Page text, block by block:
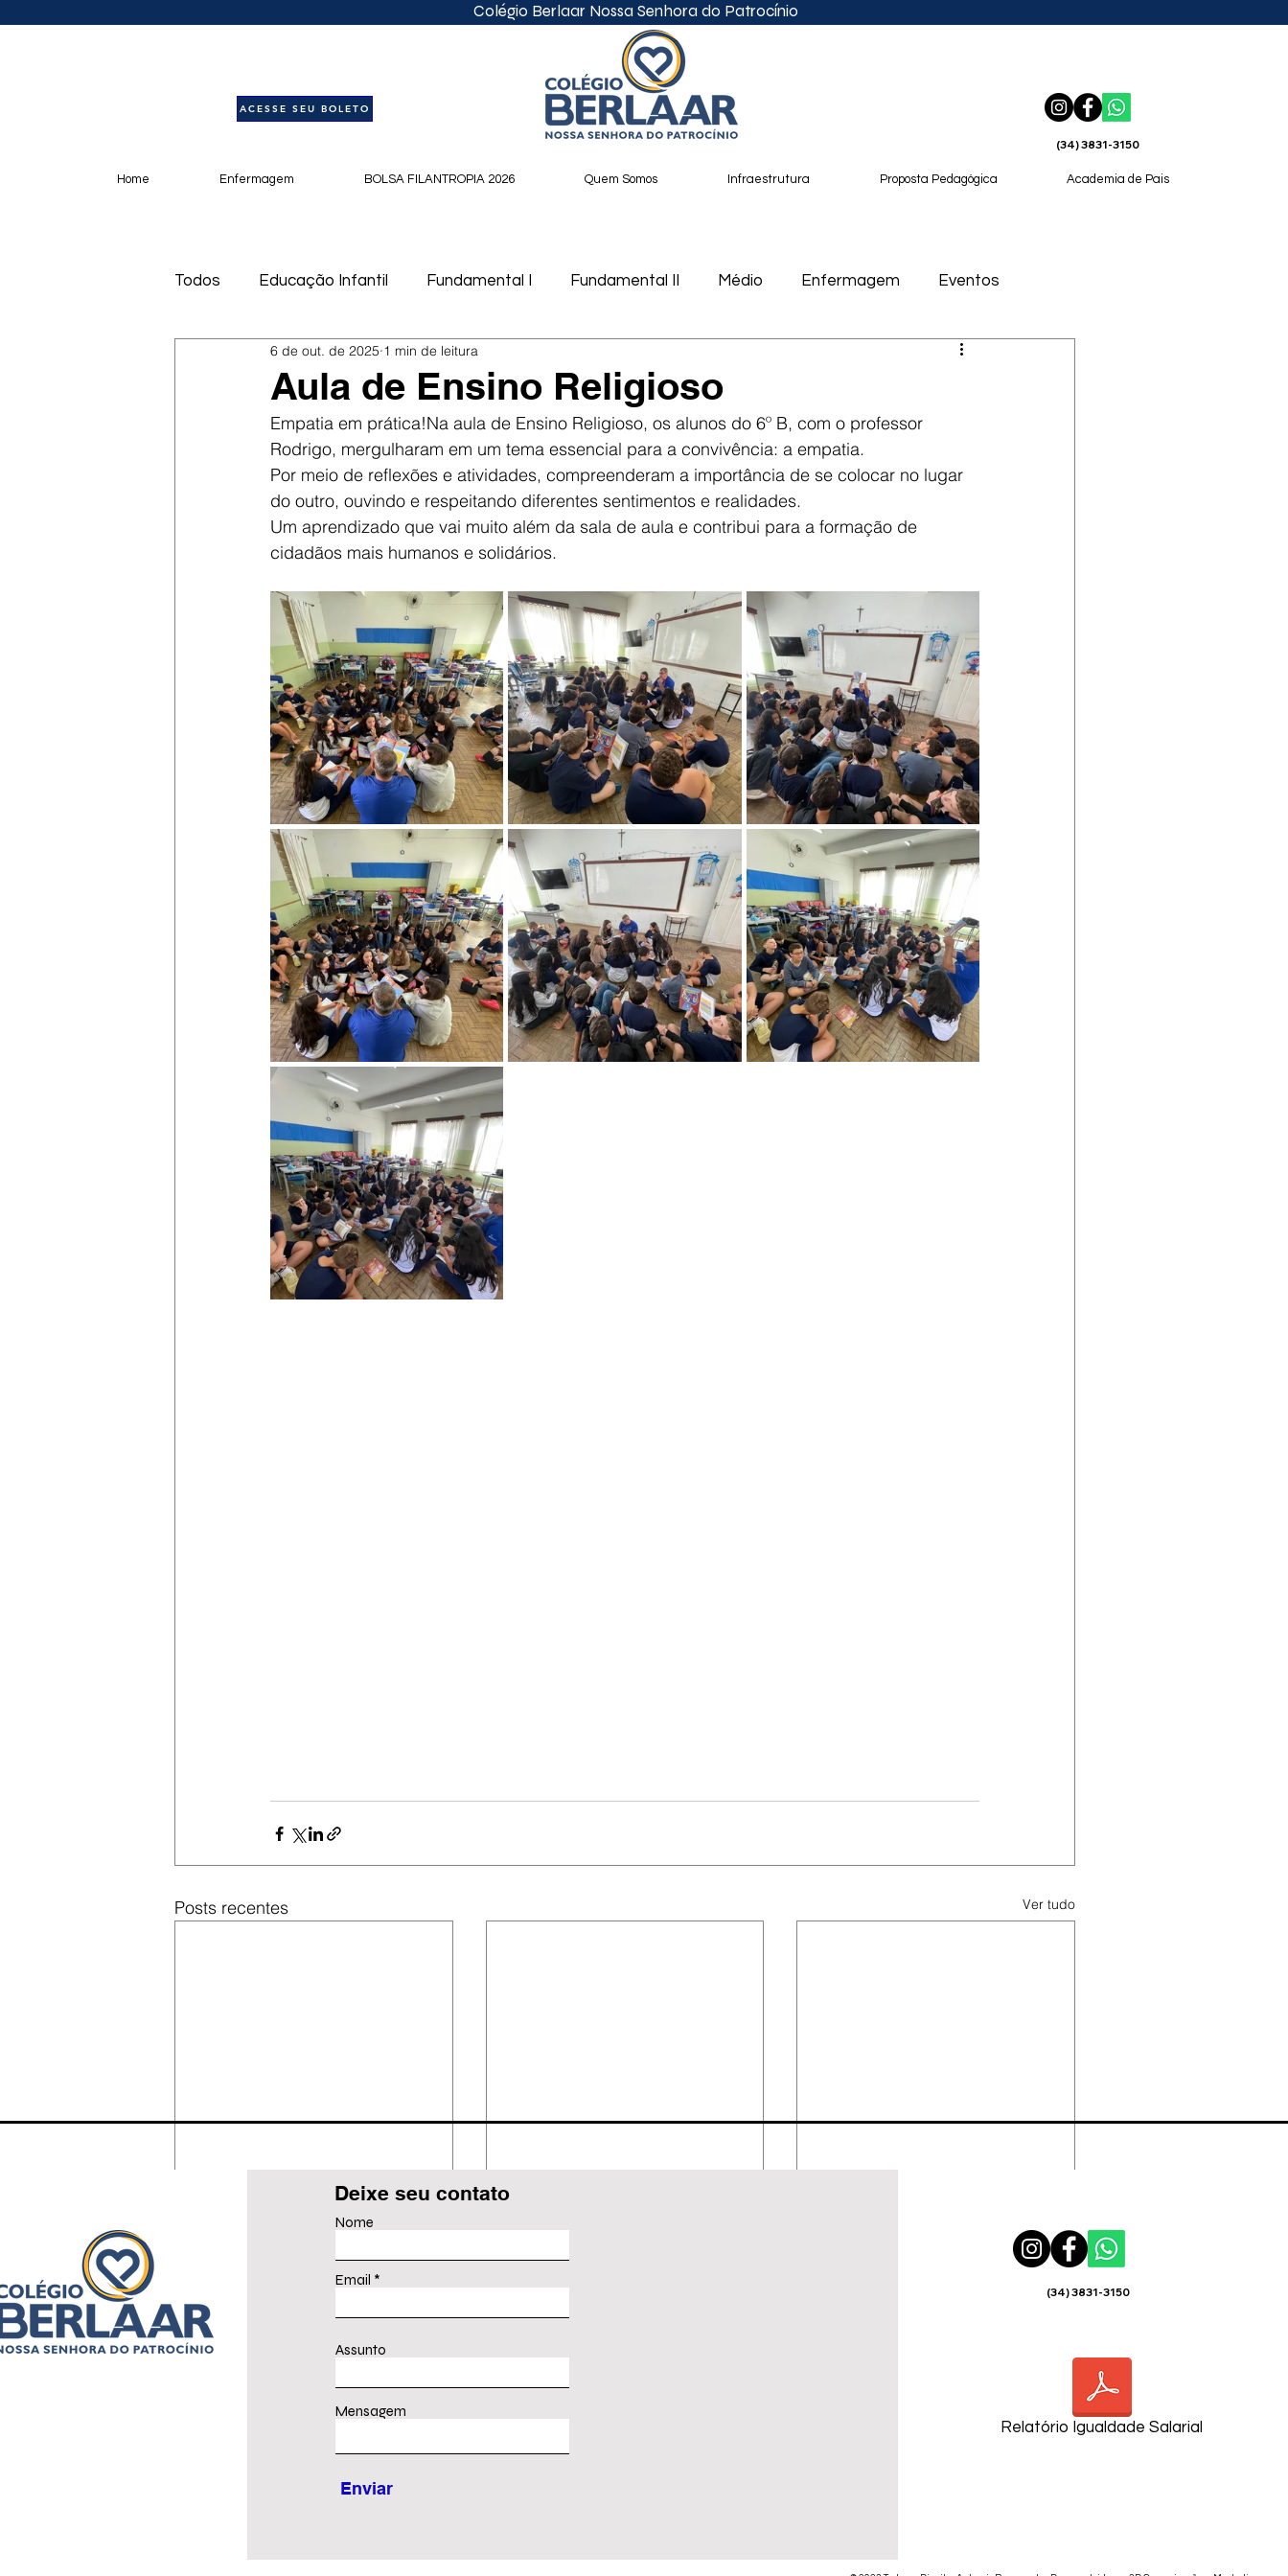
Colégio Berlaar Nossa Senhora do Patrocínio
ACESSE SEU BOLETO
(34) 3831-3150
Home Enfermagem BOLSA FILANTROPIA 2026 Quem Somos Infraestrutura Proposta Pedagógica Academia de Pais
Todos Educação Infantil Fundamental I Fundamental II Médio Enfermagem Eventos
Notícias Podcast
Aula de Ensino Religioso
6 de out. de 2025 1 min de leitura
Empatia em prática!Na aula de Ensino Religioso, os alunos do 6º B, com o professor
Rodrigo, mergulharam em um tema essencial para a convivência: a empatia.
Por meio de reflexões e atividades, compreenderam a importância de se colocar no lugar
do outro, ouvindo e respeitando diferentes sentimentos e realidades.
Um aprendizado que vai muito além da sala de aula e contribui para a formação de
cidadãos mais humanos e solidários.
Posts recentes Ver tudo
ARRAIÁ BERLAAR
Contos, Lendas e Cordéis
em Cena ✨📚
Deixe seu contato
Nome
Email
Assunto
Mensagem
Enviar
(34) 3831-3150
Relatório Igualdade Salarial